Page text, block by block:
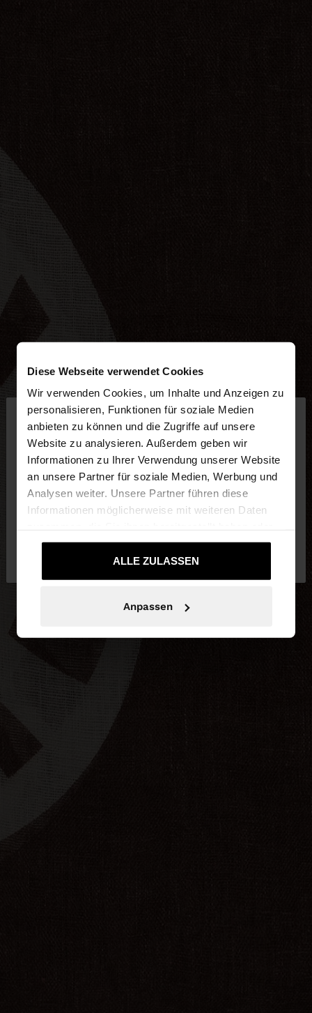
Diese Webseite verwendet Cookies
Wir verwenden Cookies, um Inhalte und Anzeigen zu
personalisieren, Funktionen für soziale Medien
anbieten zu können und die Zugriffe auf unsere
Website zu analysieren. Außerdem geben wir
Informationen zu Ihrer Verwendung unserer Website
an unsere Partner für soziale Medien, Werbung und
Analysen weiter. Unsere Partner führen diese
Informationen möglicherweise mit weiteren Daten
die sie im Rahmen Ihrer Nutzung der Dienste
gesammelt haben.ALLE ZULASSEN
Anpassen
hallo
Sie greifen von Luxembourg auf die Website zu.
Möchten Sie unsere United States Website
Luxembourg
Ja, bringen Sie mich
zu United States